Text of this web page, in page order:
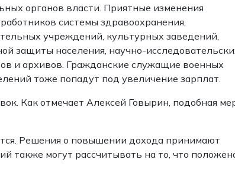
органов власти. Приятные изменения
работников системы здравоохранения,
учреждений, культурных заведений,
защиты населения, научно-
и архивов. Гражданские служащие военных
тоже попадут под увеличение зарплат.
Как отмечает Алексей Говырин, подобная
Решения о повышении дохода принимают
также могут рассчитывать на то, что